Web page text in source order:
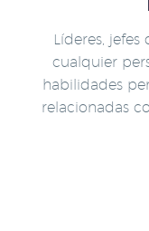
Líderes, jefes
cualquier
habilidades
relacionadas